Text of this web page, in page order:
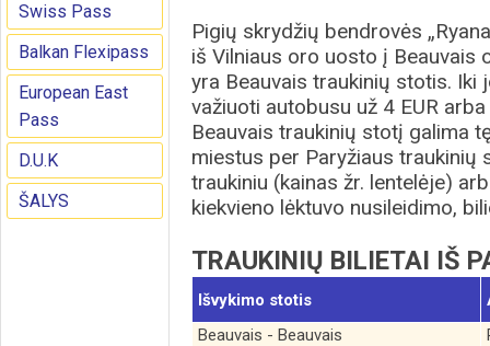
Swiss Pass
Balkan Flexipass
European East
Pass
D.U.K
ŠALYS
Pigių skrydžių bendrovės
iš Vilniaus oro uosto į Beauvais
yra Beauvais traukinių stotis.
važiuoti autobusu už 4 EUR
Beauvais traukinių stotį galima
miestus per Paryžiaus traukinių
traukiniu (kainas žr. lentelėje)
kiekvieno lėktuvo nusileidimo,
TRAUKINIŲ BILIETAI IŠ
Išvykimo stotis
Beauvais - Beauvais